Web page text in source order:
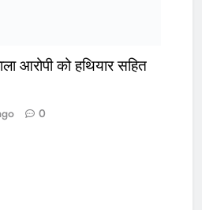
आरोपी को हथियार सहित
0